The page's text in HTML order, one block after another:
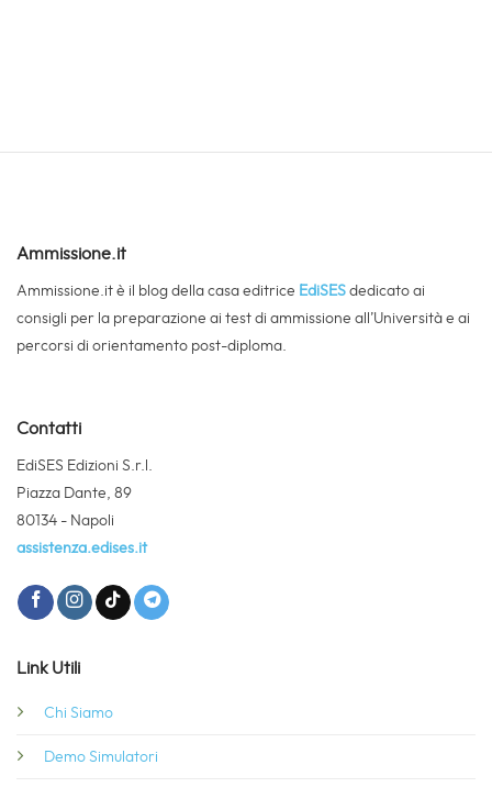
Ammissione.it
Ammissione.it è il blog della casa editrice EdiSES dedicato ai
consigli per la preparazione ai test di ammissione all’Università e ai
percorsi di orientamento post-diploma.
Contatti
EdiSES Edizioni S.r.l.
Piazza Dante, 89
80134 - Napoli
assistenza.edises.it
Link Utili
Chi Siamo
Demo Simulatori